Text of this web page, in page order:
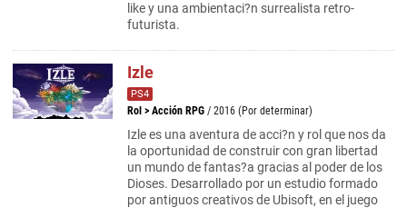
like y una ambientaci?n surrealista retro-
futurista.
Izle
PS4
Rol > Acción RPG / 2016 (Por determinar)
Izle es una aventura de acci?n y rol que nos da
la oportunidad de construir con gran libertad
un mundo de fantas?a gracias al poder de los
Dioses. Desarrollado por un estudio formado
por antiguos creativos de Ubisoft, en el juego